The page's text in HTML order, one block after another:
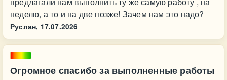
неделю, а то и на две позже! Зачем нам это надо?
Руслан, 17.07.2026
Огромное спасибо за выполненные работы